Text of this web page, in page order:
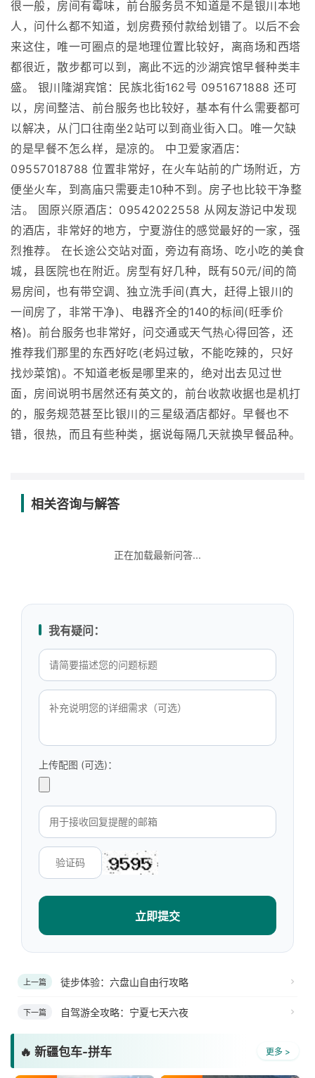
很一般，房间有霉味，前台服务员不知道是不是银川本地
人，问什么都不知道，划房费预付款给划错了。以后不会
来这住，唯一可圈点的是地理位置比较好，离商场和西塔
都很近，散步都可以到，离此不远的沙湖宾馆早餐种类丰
盛。 银川隆湖宾馆：民族北街162号 0951671888 还可
以，房间整洁、前台服务也比较好，基本有什么需要都可
以解决，从门口往南坐2站可以到商业街入口。唯一欠缺
的是早餐不怎么样，是凉的。 中卫爱家酒店：
09557018788 位置非常好，在火车站前的广场附近，方
便坐火车，到高庙只需要走10种不到。房子也比较干净整
洁。 固原兴原酒店：09542022558 从网友游记中发现
的酒店，非常好的地方，宁夏游住的感觉最好的一家，强
烈推荐。 在长途公交站对面，旁边有商场、吃小吃的美食
城，县医院也在附近。房型有好几种，既有50元/间的简
易房间，也有带空调、独立洗手间(真大，赶得上银川的
一间房了，非常干净)、电器齐全的140的标间(旺季价
格)。前台服务也非常好，问交通或天气热心得回答，还
推荐我们那里的东西好吃(老妈过敏，不能吃辣的，只好
找炒菜馆)。不知道老板是哪里来的，绝对出去见过世
面，房间说明书居然还有英文的，前台收款收据也是机打
的，服务规范甚至比银川的三星级酒店都好。早餐也不
错，很热，而且有些种类，据说每隔几天就换早餐品种。
相关咨询与解答
正在加载最新问答...
我有疑问：
上传配图 (可选)：
立即提交
上一篇 徒步体验：六盘山自由行攻略
下一篇 自驾游全攻略：宁夏七天六夜
🔥 新疆包车-拼车 更多 >